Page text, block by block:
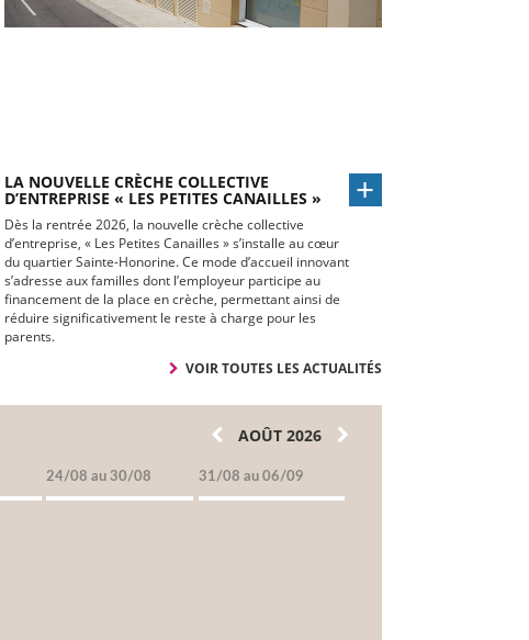
LA NOUVELLE CRÈCHE COLLECTIVE
D’ENTREPRISE « LES PETITES CANAILLES »
Dès la rentrée 2026, la nouvelle crèche collective
d’entreprise, « Les Petites Canailles » s’installe au cœur
du quartier Sainte-Honorine. Ce mode d’accueil innovant
s’adresse aux familles dont l’employeur participe au
financement de la place en crèche, permettant ainsi de
réduire significativement le reste à charge pour les
parents.
VOIR TOUTES LES ACTUALITÉS
AOÛT 2026
24/08 au 30/08 31/08 au 06/09